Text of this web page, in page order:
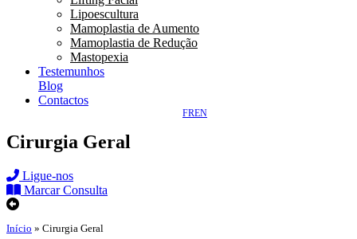
Lipoescultura
Mamoplastia de Aumento
Mamoplastia de Redução
Mastopexia
Testemunhos
Blog
Contactos
EN
FR
Cirurgia Geral
Ligue-nos
Marcar Consulta
Início » Cirurgia Geral